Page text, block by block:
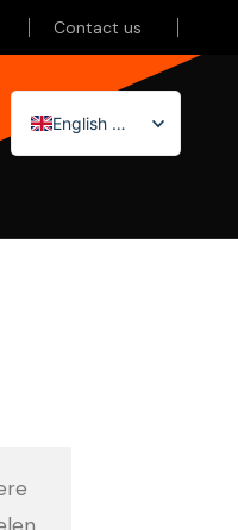
Contact us
English (UK)
Nederlands